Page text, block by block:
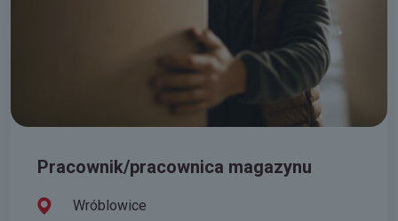
Pracownik/pracownica magazynu
Wróblowice